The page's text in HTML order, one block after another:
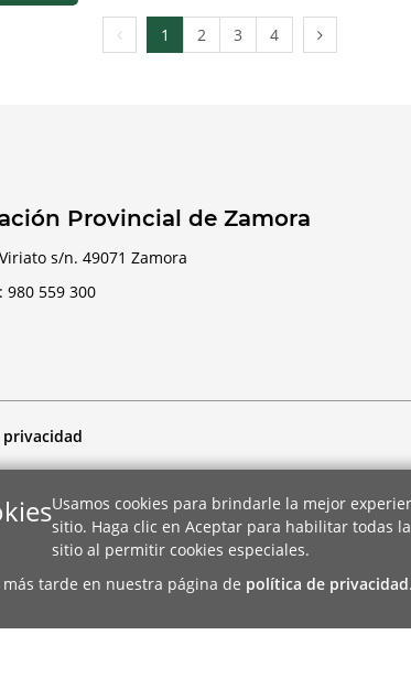
Página
anterior
1 2 3 4
Página
siguiente
Provincial de Zamora
s/n. 49071 Zamora
: 980 559 300
Usamos cookies para brindarle la mejor
sitio. Haga clic en Aceptar para habilitar todas
sitio al permitir cookies especiales.
tarde en nuestra página de política de privacidad.